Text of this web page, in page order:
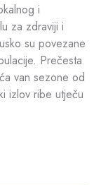
i
za zdraviji i
su povezane
Prečesta
van sezone od
izlov ribe utječu